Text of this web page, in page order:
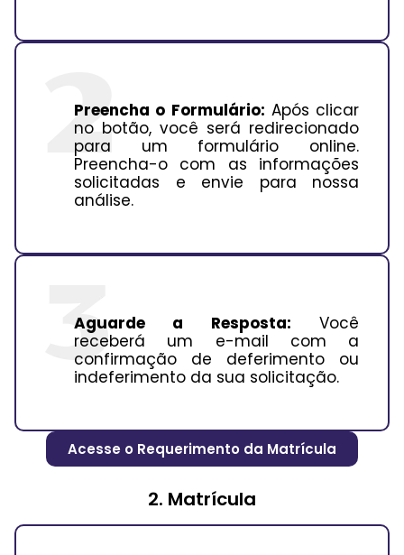
Preencha o Formulário: Após clicar
no botão, você será redirecionado
para um formulário online.
Preencha-o com as informações
solicitadas e envie para nossa
análise.
Aguarde a Resposta: Você
receberá um e-mail com a
confirmação de deferimento ou
indeferimento da sua solicitação.
Acesse o Requerimento da Matrícula
2. Matrícula